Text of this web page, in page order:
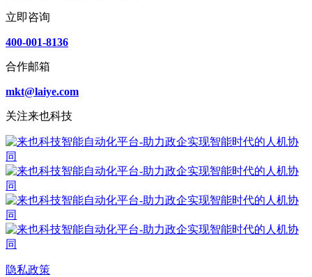
立即咨询
400-001-8136
合作邮箱
mkt@laiye.com
关注来也科技
隐私政策